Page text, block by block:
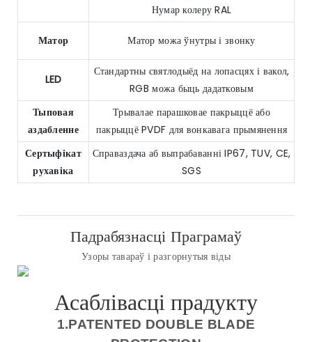
Нумар колеру RAL
Матор Матор можа ўнутры і звонку
LED
Стандартны святлодыёд на лопасцях і вакол,
RGB можа быць дадатковым
Тыповая
аздабленне
Трывалае парашковае пакрыццё або
пакрыццё PVDF для вонкавага прымянення
Сертыфікат
рухавіка
Справаздача аб выпрабаванні IP67, TUV, CE,
SGS
Падрабязнасці Праграмаў
Узоры тавараў і разгорнутыя віды
Асаблівасці прадукту
1.PATENTED DOUBLE BLADE